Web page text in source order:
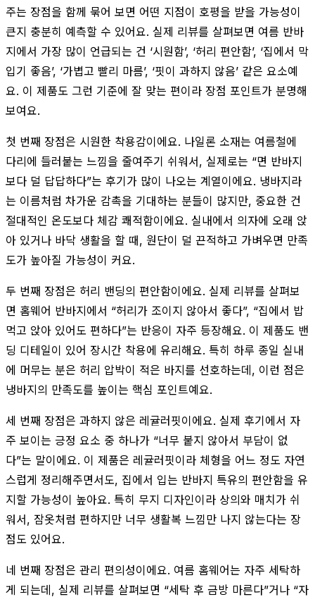
주는 장점을 함께 묶어 보면 어떤 지점이 호평을 받을 가능성이
큰지 충분히 예측할 수 있어요. 실제 리뷰를 살펴보면 여름 반바
지에서 가장 많이 언급되는 건 ‘시원함’, ‘허리 편안함’, ‘집에서 막
입기 좋음’, ‘가볍고 빨리 마름’, ‘핏이 과하지 않음’ 같은 요소예
요. 이 제품도 그런 기준에 잘 맞는 편이라 장점 포인트가 분명해
보여요.
첫 번째 장점은 시원한 착용감이에요. 나일론 소재는 여름철에
다리에 들러붙는 느낌을 줄여주기 쉬워서, 실제로는 “면 반바지
보다 덜 답답하다”는 후기가 많이 나오는 계열이에요. 냉바지라
는 이름처럼 차가운 감촉을 기대하는 분들이 많지만, 중요한 건
절대적인 온도보다 체감 쾌적함이에요. 실내에서 의자에 오래 앉
아 있거나 바닥 생활을 할 때, 원단이 덜 끈적하고 가벼우면 만족
도가 높아질 가능성이 커요.
두 번째 장점은 허리 밴딩의 편안함이에요. 실제 리뷰를 살펴보
면 홈웨어 반바지에서 “허리가 조이지 않아서 좋다”, “집에서 밥
먹고 앉아 있어도 편하다”는 반응이 자주 등장해요. 이 제품도 밴
딩 디테일이 있어 장시간 착용에 유리해요. 특히 하루 종일 실내
에 머무는 분은 허리 압박이 적은 바지를 선호하는데, 이런 점은
냉바지의 만족도를 높이는 핵심 포인트예요.
세 번째 장점은 과하지 않은 레귤러핏이에요. 실제 후기에서 자
주 보이는 긍정 요소 중 하나가 “너무 붙지 않아서 부담이 없
다”는 말이에요. 이 제품은 레귤러핏이라 체형을 어느 정도 자연
스럽게 정리해주면서도, 집에서 입는 반바지 특유의 편안함을 유
지할 가능성이 높아요. 특히 무지 디자인이라 상의와 매치가 쉬
워서, 잠옷처럼 편하지만 너무 생활복 느낌만 나지 않는다는 장
점도 있어요.
네 번째 장점은 관리 편의성이에요. 여름 홈웨어는 자주 세탁하
게 되는데, 실제 리뷰를 살펴보면 “세탁 후 금방 마른다”거나 “자